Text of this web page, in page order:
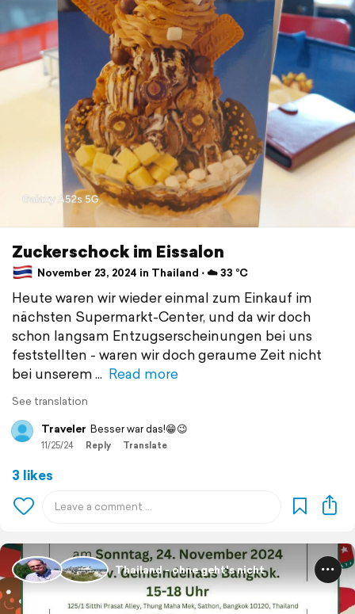
Zuckerschock im Eissalon
November 23, 2024 in Thailand ⋅ ☁️ 33 °C
Heute waren wir wieder einmal zum Einkauf im
nächsten Supermarkt-Center, und da wir doch
schon langsam Entzugserscheinungen bei uns
feststellten - waren wir doch geraume Zeit nicht
bei unserem
Read more
See translation
Traveler Besser war das!😁😉
11/25/24 Reply Translate
3 likes
Thailand - ohne geht's nicht